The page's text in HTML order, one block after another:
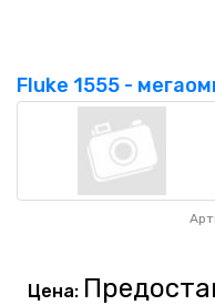
Fluke 1555 -
Цена: